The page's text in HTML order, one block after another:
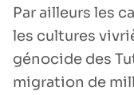
Par ailleurs les
les cultures
génocide des
migration de